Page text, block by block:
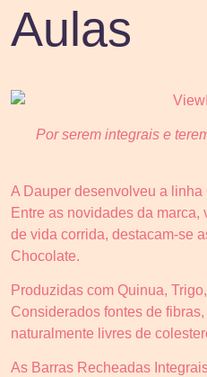
Aulas
Por serem integrais e
A Dauper desenvolveu a
Entre as novidades da
de vida corrida, destacam-se
Chocolate.
Produzidas com Quinua,
Considerados fontes de
naturalmente livres de
As Barras Recheadas